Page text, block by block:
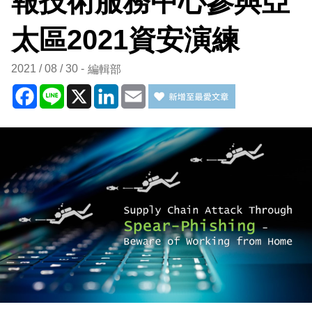
太區2021資安演練
2021 / 08 / 30 編輯部
Facebook
Line X LinkedIn
Email